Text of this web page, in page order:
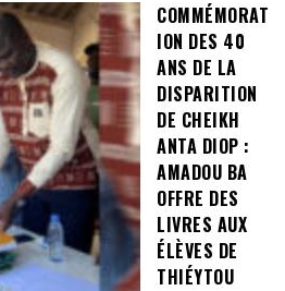
COMMÉMORAT
ION DES 40
ANS DE LA
DISPARITION
DE CHEIKH
ANTA DIOP :
AMADOU BA
OFFRE DES
LIVRES AUX
ÉLÈVES DE
THIÉYTOU